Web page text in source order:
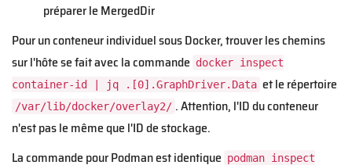
préparer le MergedDir
Pour un conteneur individuel sous Docker, trouver les chemins
sur l'hôte se fait avec la commande docker inspect
container-id | jq .[0].GraphDriver.Data et le répertoire
/var/lib/docker/overlay2/ . Attention, l'ID du conteneur
n'est pas le même que l'ID de stockage.
La commande pour Podman est identique podman inspect